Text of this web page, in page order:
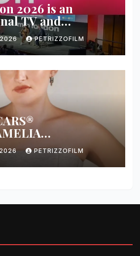
2026 is an
TV and
market
2026 PETRIZZOFILM
RETURNS
YEARPETRIZZOFILM